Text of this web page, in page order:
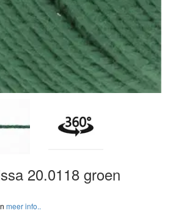
20.0118 groen
meer info..